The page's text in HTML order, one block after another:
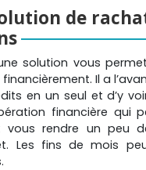
de
solution vous
Il a
en un seul et d’y
financière qui
vous rendre un peu
Les fins de mois